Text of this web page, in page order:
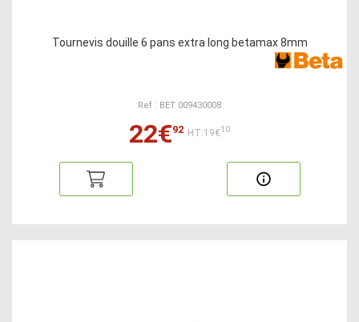
Tournevis douille 6 pans extra long betamax 8mm
Ref : BET 009430008
22€92 HT:19€10